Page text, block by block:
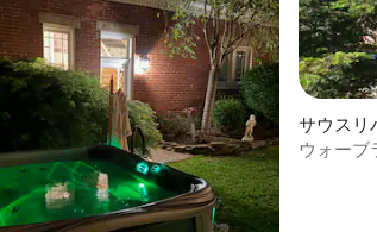
サウスリ
ウォーブ